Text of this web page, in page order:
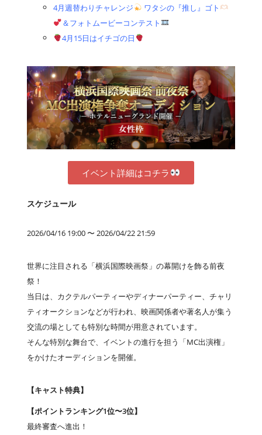
4月週替わりチャレンジ
ワタシの『推し』ゴト
＆フォトムービーコンテスト
4月15日はイチゴの日
イベント詳細はコチラ
スケジュール
2026/04/16 19:00 〜 2026/04/22 21:59
世界に注目される「横浜国際映画祭」の幕開けを飾る前夜
祭！
当日は、カクテルパーティーやディナーパーティー、チャリ
ティオークションなどが行われ、映画関係者や著名人が集う
交流の場としても特別な時間が用意されています。
そんな特別な舞台で、イベントの進行を担う「MC出演権」
をかけたオーディションを開催。
【キャスト特典】
【ポイントランキング1位〜3位】
最終審査へ進出！